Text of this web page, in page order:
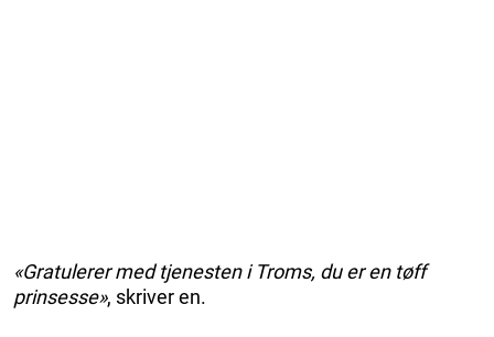
«Gratulerer med tjenesten i Troms, du er en tøff
prinsesse», skriver en.